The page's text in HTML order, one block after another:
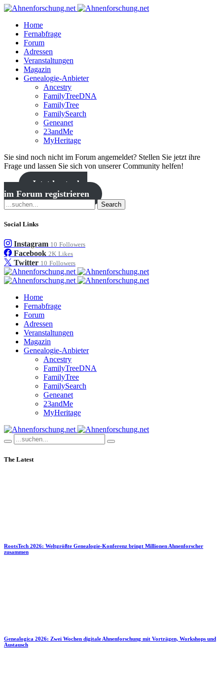
Home
Fernabfrage
Forum
Adressen
Veranstaltungen
Magazin
Genealogie-Anbieter
Ancestry
FamilyTreeDNA
FamilyTree
FamilySearch
Geneanet
23andMe
MyHeritage
Sie sind noch nicht im Forum angemeldet? Stellen Sie jetzt ihre
Frage und lassen Sie sich von unserer Community helfen!
Jetzt kostenlos
im Forum registrieren
Search
Social Links
Instagram 10 Followers
Facebook 2K Likes
Twitter 10 Followers
Home
Fernabfrage
Forum
Adressen
Veranstaltungen
Magazin
Genealogie-Anbieter
Ancestry
FamilyTreeDNA
FamilyTree
FamilySearch
Geneanet
23andMe
MyHeritage
The Latest
RootsTech 2026: Weltgrößte Genealogie-Konferenz bringt Millionen Ahnenforscher
zusammen
Genealogica 2026: Zwei Wochen digitale Ahnenforschung mit Vorträgen, Workshops und
Austausch